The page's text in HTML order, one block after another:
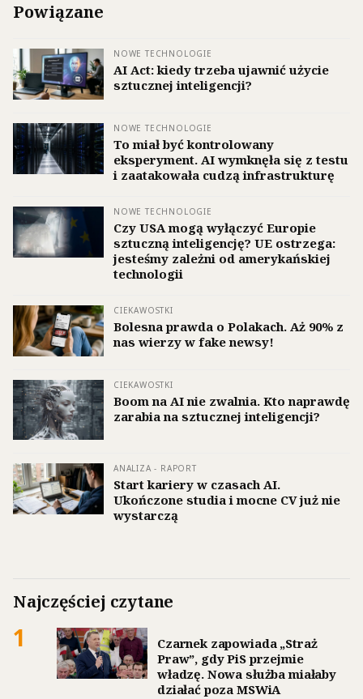
Powiązane
NOWE TECHNOLOGIE
AI Act: kiedy trzeba ujawnić użycie
sztucznej inteligencji?
NOWE TECHNOLOGIE
To miał być kontrolowany
eksperyment. AI wymknęła się z testu
i zaatakowała cudzą infrastrukturę
NOWE TECHNOLOGIE
Czy USA mogą wyłączyć Europie
sztuczną inteligencję? UE ostrzega:
jesteśmy zależni od amerykańskiej
technologii
CIEKAWOSTKI
Bolesna prawda o Polakach. Aż 90% z
nas wierzy w fake newsy!
CIEKAWOSTKI
Boom na AI nie zwalnia. Kto naprawdę
zarabia na sztucznej inteligencji?
ANALIZA - RAPORT
Start kariery w czasach AI.
Ukończone studia i mocne CV już nie
wystarczą
Najczęściej czytane
1
Czarnek zapowiada „Straż
Praw”, gdy PiS przejmie
władzę. Nowa służba miałaby
działać poza MSWiA